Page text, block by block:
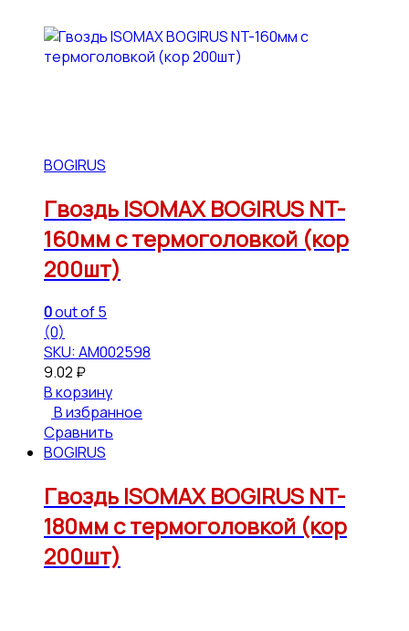
BOGIRUS
Гвоздь ISOMAX BOGIRUS NT-
160мм с термоголовкой (кор
200шт)
0out of 5
(0)
SKU: АМ002598
9.02 ₽
В корзину
В избранное
Сравнить
BOGIRUS
Гвоздь ISOMAX BOGIRUS NT-
180мм с термоголовкой (кор
200шт)